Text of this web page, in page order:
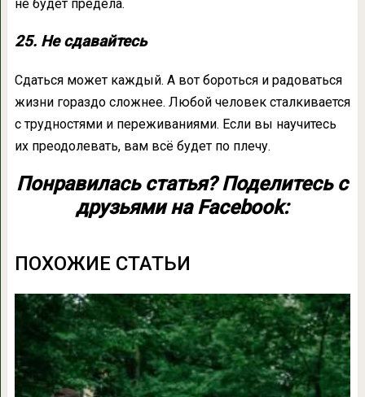
не будет предела.
25. Не сдавайтесь
Сдаться может каждый. А вот бороться и радоваться
жизни гораздо сложнее. Любой человек сталкивается
с трудностями и переживаниями. Если вы научитесь
их преодолевать, вам всё будет по плечу.
Понравилась статья? Поделитесь с
друзьями на Facebook:
ПОХОЖИЕ СТАТЬИ